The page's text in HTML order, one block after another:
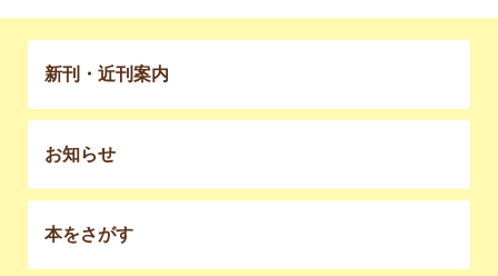
新刊・近刊案内
お知らせ
本をさがす